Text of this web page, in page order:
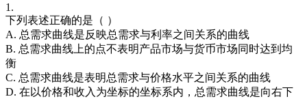
1.
下列表述正确的是（ ）
A. 总需求曲线是反映总需求与利率之间关系的曲线
B. 总需求曲线上的点不表明产品市场与货币市场同时达到均
衡
C. 总需求曲线是表明总需求与价格水平之间关系的曲线
D. 在以价格和收入为坐标的坐标系内，总需求曲线是向右下